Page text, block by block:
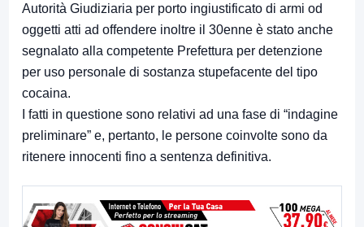
Autorità Giudiziaria per porto ingiustificato di armi od
oggetti atti ad offendere inoltre il 30enne è stato anche
segnalato alla competente Prefettura per detenzione
per uso personale di sostanza stupefacente del tipo
cocaina.
I fatti in questione sono relativi ad una fase di “indagine
preliminare” e, pertanto, le persone coinvolte sono da
ritenere innocenti fino a sentenza definitiva.